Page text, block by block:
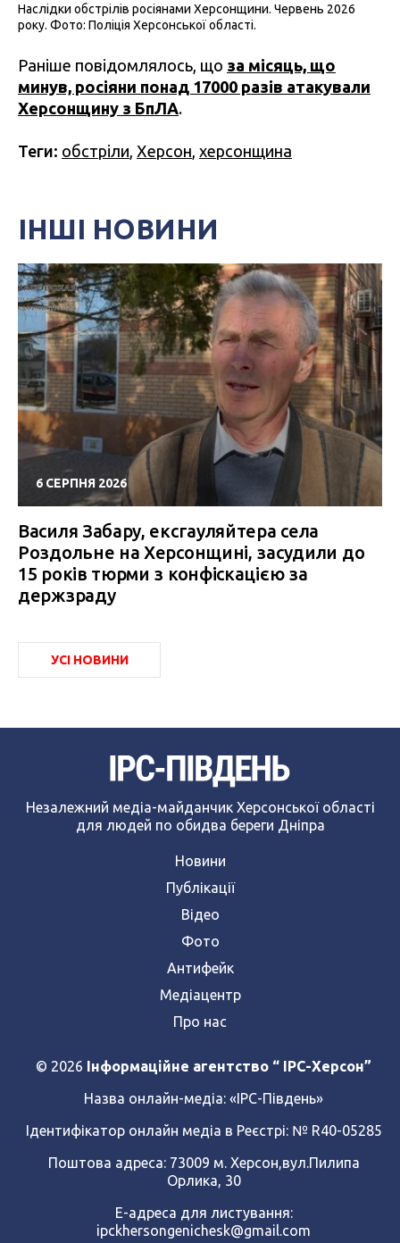
Наслідки обстрілів росіянами Херсонщини. Червень 2026
року. Фото: Поліція Херсонської області.
Раніше повідомлялось, що за місяць, що
минув, росіяни понад 17000 разів атакували
Херсонщину з БпЛА.
Теги: обстріли Херсон херсонщина
ІНШІ НОВИНИ
6 СЕРПНЯ 2026
Василя Забару, ексгауляйтера села
Роздольне на Херсонщині, засудили до
15 років тюрми з конфіскацією за
держзраду
УСІ НОВИНИ
Незалежний медіа-майданчик Херсонської області
для людей по обидва береги Дніпра
Новини
Публікації
Відео
Фото
Антифейк
Медіацентр
Про нас
© 2026 Інформаційне агентство “ IPC-Херсон”
Назва онлайн-медіа: «ІРС-Південь»
Ідентифікатор онлайн медіа в Реєстрі: № R40-05285
Поштова адреса: 73009 м. Херсон,вул.Пилипа
Орлика, 30
Е-адреса для листування:
ipckhersongenichesk@gmail.com